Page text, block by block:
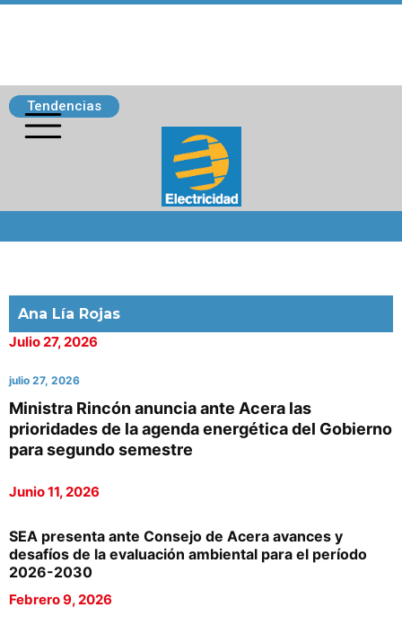
Tendencias
Ana Lía Rojas
Julio 27, 2026
julio 27, 2026
Ministra Rincón anuncia ante Acera las
prioridades de la agenda energética del Gobierno
para segundo semestre
Junio 11, 2026
SEA presenta ante Consejo de Acera avances y
desafíos de la evaluación ambiental para el período
2026-2030
Febrero 9, 2026